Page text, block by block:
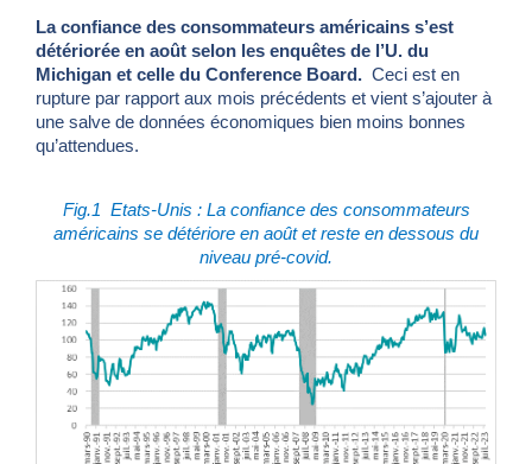
La confiance des consommateurs américains s’est
détériorée en août selon les enquêtes de l’U. du
Michigan et celle du Conference Board. Ceci est en
rupture par rapport aux mois précédents et vient s’ajouter à
une salve de données économiques bien moins bonnes
qu’attendues.
Fig.1 Etats-Unis : La confiance des consommateurs
américains se détériore en août et reste en dessous du
niveau pré-covid.